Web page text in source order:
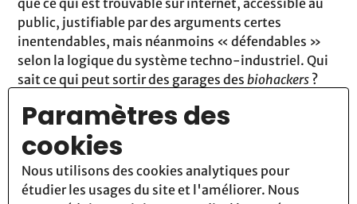
public, justifiable par des arguments certes
inentendables, mais néanmoins « défendables »
selon la logique du système techno-industriel. Qui
sait ce qui peut sortir des garages desbiohackers ?
des laboratoires plus opaques, où les financeurs et
les commanditaires décident de ce qui est publié ou
non ?
Les scientifiques européens font preuve d’une
Paramètres des
cookies
Nous utilisons des cookies analytiques pour
étudier les usages du site et l'améliorer. Nous